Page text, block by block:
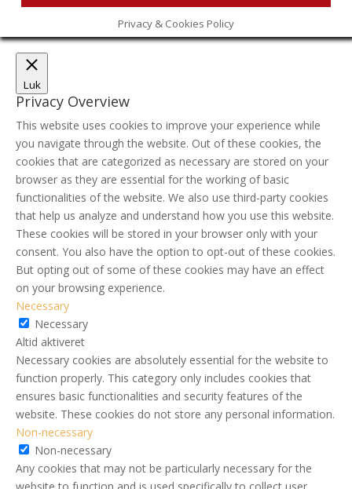
Privacy & Cookies Policy
Luk
Privacy Overview
This website uses cookies to improve your experience while
you navigate through the website. Out of these cookies, the
cookies that are categorized as necessary are stored on your
browser as they are essential for the working of basic
functionalities of the website. We also use third-party cookies
that help us analyze and understand how you use this website.
These cookies will be stored in your browser only with your
consent. You also have the option to opt-out of these cookies.
But opting out of some of these cookies may have an effect
on your browsing experience.
Necessary
Necessary
Altid aktiveret
Necessary cookies are absolutely essential for the website to
function properly. This category only includes cookies that
ensures basic functionalities and security features of the
website. These cookies do not store any personal information.
Non-necessary
Non-necessary
Any cookies that may not be particularly necessary for the